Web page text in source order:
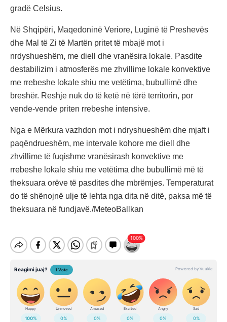
gradë Celsius.
Në Shqipëri, Maqedoninë Veriore, Luginë të Preshevës
dhe Mal të Zi të Martën pritet të mbajë mot i
nrdyshueshëm, me diell dhe vranësira lokale. Pasdite
destabilizim i atmosferës me zhvillime lokale konvektive
me rrebeshe lokale shiu me vetëtima, bubullimë dhe
breshër. Reshje nuk do të ketë në tërë territorin, por
vende-vende priten rrebeshe intensive.
Nga e Mërkura vazhdon mot i ndryshueshëm dhe mjaft i
paqëndrueshëm, me intervale kohore me diell dhe
zhvillime të fuqishme vranësirash konvektive me
rrebeshe lokale shiu me vetëtima dhe bubullimë më të
theksuara orëve të pasdites dhe mbrëmjes. Temperaturat
do të shënojnë ulje të lehta nga dita në ditë, paksa më të
theksuara në fundjavë./MeteoBallkan